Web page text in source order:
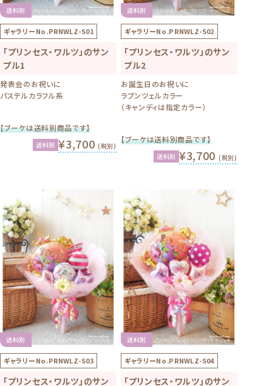
色替え・増量の
サンプルはこちら
店舗受け取りOK！ご購入はこちらから
カスタマイズ・
ご購入はこちら
ギャラリーNo.PRNWLZ-S01
「プリンセス・ワルツ」のサン
プル1
発表会のお祝いに
パステルカラフル系
ギャラリーNo.PRNWLZ-S02
「プリンセス・ワルツ」のサン
プル2
お誕生日のお祝いに
ラプンツェルカラー
（キャンディは指定カラー）
送料別
ギャラリーNo.PRNWLZ-S03
「プリンセス・ワルツ」のサン
プル3
送料別
ギャラリーNo.PRNWLZ-S04
「プリンセス・ワルツ」のサン
プル4
0